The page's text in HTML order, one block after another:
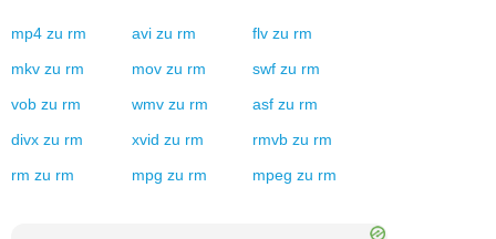
mp4 zu rm avi zu rm flv zu rm
mkv zu rm mov zu rm swf zu rm
vob zu rm wmv zu rm asf zu rm
divx zu rm xvid zu rm rmvb zu rm
rm zu rm mpg zu rm mpeg zu rm